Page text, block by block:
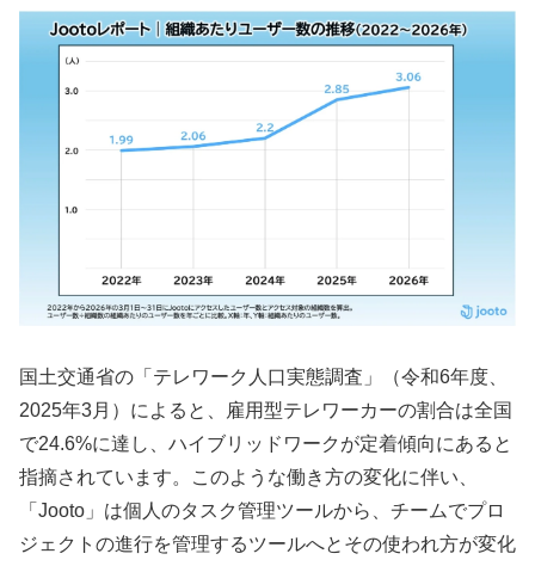
国土交通省の「テレワーク人口実態調査」（令和6年度、
2025年3月）によると、雇用型テレワーカーの割合は全国
で24.6%に達し、ハイブリッドワークが定着傾向にあると
指摘されています。このような働き方の変化に伴い、
「Jooto」は個人のタスク管理ツールから、チームでプロ
ジェクトの進行を管理するツールへとその使われ方が変化